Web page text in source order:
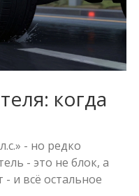
когда
- но редко
- это не блок, а
и всё остальное